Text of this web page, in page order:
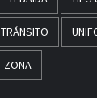
TRÁNSITO
ZONA